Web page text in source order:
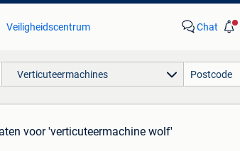
Veiligheidscentrum Chat
Verticuteermachines
voor 'verticuteermachine wolf'